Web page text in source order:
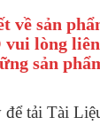
về sản
vui lòng
sản
tải Tài